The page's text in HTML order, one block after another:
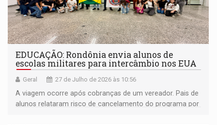
EDUCAÇÃO: Rondônia envia alunos de
escolas militares para intercâmbio nos EUA
Geral 27 de Julho de 2026 às 10:56
A viagem ocorre após cobranças de um vereador. Pais de
alunos relataram risco de cancelamento do programa por